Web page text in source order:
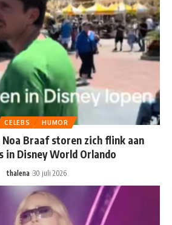
CELEBS HUMOR
Noa Braaf storen zich flink aan
in Disney World Orlando
thalena 30 juli 2026